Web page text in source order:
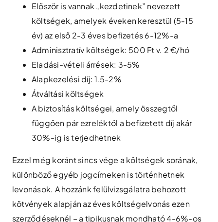
Először is vannak „kezdetinek” nevezett
költségek, amelyek éveken keresztül (5-15
év) az első 2-3 éves befizetés 6-12%-a
Adminisztratív költségek: 500 Ft v. 2 €/hó
Eladási-vételi árrések: 3-5%
Alapkezelési díj: 1,5-2%
Átváltási költségek
A biztosítás költségei, amely összegtől
függően pár ezreléktől a befizetett díj akár
30%-ig is terjedhetnek
Ezzel még koránt sincs vége a költségek sorának,
különböző egyéb jogcímeken is történhetnek
levonások. A hozzánk felülvizsgálatra behozott
kötvények alapján az éves költségelvonás ezen
szerződéseknél – a tipikusnak mondható 4-6%-os